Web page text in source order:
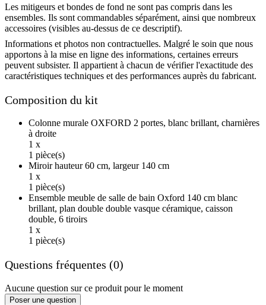
Les mitigeurs et bondes de fond ne sont pas compris dans les
ensembles. Ils sont commandables séparément, ainsi que nombreux
accessoires (visibles au-dessus de ce descriptif).
Informations et photos non contractuelles. Malgré le soin que nous
apportons à la mise en ligne des informations, certaines erreurs
peuvent subsister. Il appartient à chacun de vérifier l'exactitude des
caractéristiques techniques et des performances auprès du fabricant.
Composition du kit
Colonne murale OXFORD 2 portes, blanc brillant, charnières
à droite
1 x
1 pièce(s)
Miroir hauteur 60 cm, largeur 140 cm
1 x
1 pièce(s)
Ensemble meuble de salle de bain Oxford 140 cm blanc
brillant, plan double double vasque céramique, caisson
double, 6 tiroirs
1 x
1 pièce(s)
Questions fréquentes (0)
Aucune question sur ce produit pour le moment
Poser une question